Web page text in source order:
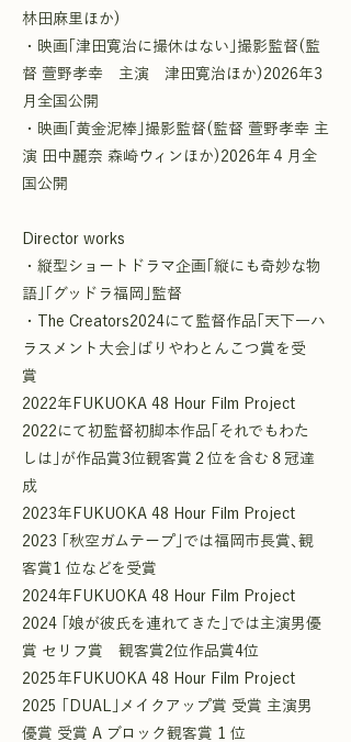
林田麻里ほか)
・映画｢津田寛治に撮休はない｣撮影監督(監
督 萱野孝幸 主演 津田寛治ほか)2026年3
月全国公開
・映画｢黄金泥棒｣撮影監督(監督 萱野孝幸 主
演 田中麗奈 森崎ウィンほか)2026年４月全
国公開
Director works
・縦型ショートドラマ企画｢縦にも奇妙な物
語｣｢グッドラ福岡｣監督
・The Creators2024にて監督作品｢天下一ハ
ラスメント大会｣ばりやわとんこつ賞を受
賞
2022年FUKUOKA 48 Hour Film Project
2022にて初監督初脚本作品｢それでもわた
しは｣が作品賞3位観客賞２位を含む８冠達
成
2023年FUKUOKA 48 Hour Film Project
2023 ｢秋空ガムテープ｣では福岡市長賞､観
客賞1 位などを受賞
2024年FUKUOKA 48 Hour Film Project
2024 ｢娘が彼氏を連れてきた｣では主演男優
賞 セリフ賞 観客賞2位作品賞4位
2025年FUKUOKA 48 Hour Film Project
2025 ｢DUAL｣メイクアップ賞 受賞 主演男
優賞 受賞 A ブロック観客賞 1 位